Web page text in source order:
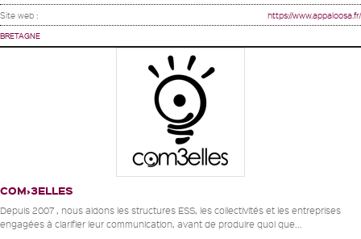
Site web : https://www.appaloosa.fr/
BRETAGNE
COM›3ELLES
Depuis 2007 , nous aidons les structures ESS, les collectivités et les entreprises
engagées à clarifier leur communication, avant de produire quoi que...